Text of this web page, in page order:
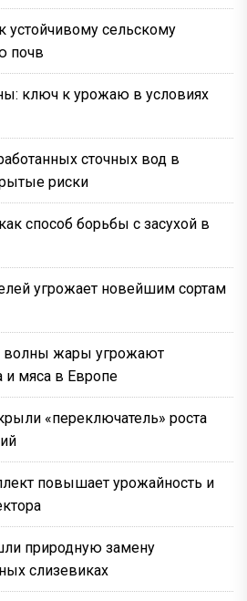
устойчивому сельскому
почв
ключ к урожаю в условиях
сточных вод в
риски
способ борьбы с засухой в
угрожает новейшим сортам
волны жары угрожают
и мяса в Европе
«переключатель» роста
повышает урожайность и
природную замену
слизевиках